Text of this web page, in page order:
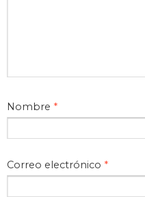
Nombre *
Correo electrónico *